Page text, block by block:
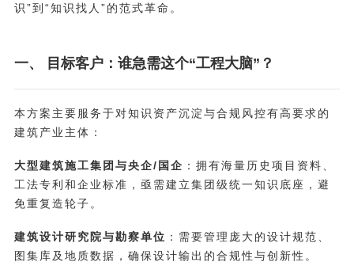
识”到“知识找人”的范式革命。
一、 目标客户：谁急需这个“工程大脑”？
本方案主要服务于对知识资产沉淀与合规风控有高要求的
建筑产业主体：
大型建筑施工集团与央企/国企 ：拥有海量历史项目资料、
工法专利和企业标准，亟需建立集团级统一知识底座，避
免重复造轮子。
建筑设计研究院与勘察单位 ：需要管理庞大的设计规范、
图集库及地质数据，确保设计输出的合规性与创新性。